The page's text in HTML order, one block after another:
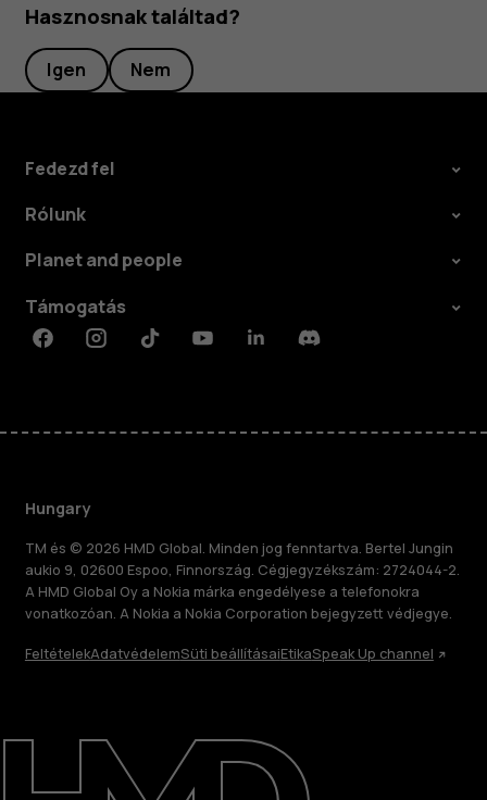
Rólunk
Javítás, újrafelhasználás, újrahasznosítás
Hasznosnak találtad?
Igen Nem
Fedezd fel
Rólunk
Planet and people
Támogatás
FacebookInstagramTiktokYoutubeLinkedinDiscord
Hungary
TM és © 2026 HMD Global. Minden jog fenntartva. Bertel Jungin
aukio 9, 02600 Espoo, Finnország. Cégjegyzékszám: 2724044-2.
A HMD Global Oy a Nokia márka engedélyese a telefonokra
vonatkozóan. A Nokia a Nokia Corporation bejegyzett védjegye.
FeltételekAdatvédelemSüti beállításaiEtikaSpeak Up channel